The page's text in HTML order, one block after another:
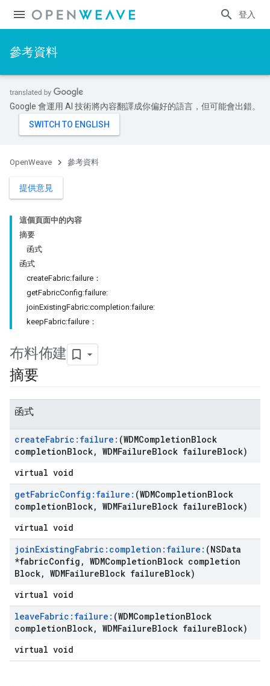
登入
參考資料
Google 會運用 AI 技術將內容翻譯成你偏好的語言，但可能會出錯。
OpenWeave 參考資料
提供意見
這個頁面中的內容
摘要
函式
函式
createFabric:failure：
getFabricConfig:failure:
joinExistingFabric:completion:failure:
keepFabric:failure：
布料佈建
摘要
函式
createFabric:failure: (WDMCompletionBlock
completionBlock, WDMFailureBlock failureBlock)
virtual void
getFabricConfig:failure: (WDMCompletionBlock
completionBlock, WDMFailureBlock failureBlock)
virtual void
joinExistingFabric:completion:failure: (NSData
*fabricConfig , WDMCompletionBlock completion
Block, WDMFailureBlock failureBlock)
virtual void
leaveFabric:failure: (WDMCompletionBlock
completionBlock, WDMFailureBlock failureBlock)
virtual void